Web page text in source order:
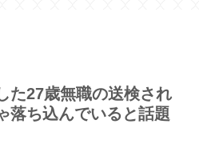
た27歳無職の送検され
落ち込んでいると話題